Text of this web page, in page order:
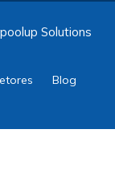
Solutions
Blog